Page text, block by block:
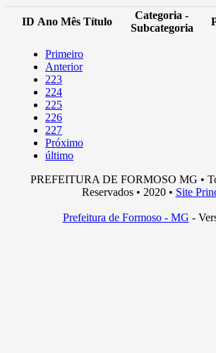
ID Ano Mês Título
Categoria -
Subcategoria
Primeiro
Anterior
223
224
225
226
227
Próximo
último
PREFEITURA DE FORMOSO MG •
Reservados • 2020 • Site
Prefeitura de Formoso - MG -